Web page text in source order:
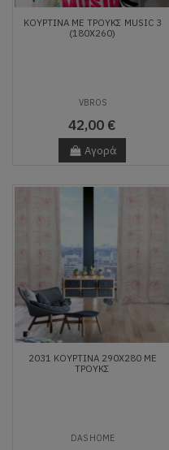
ΚΟΥΡΤΙΝΑ ΜΕ ΤΡΟΥΚΣ MUSIC 3
(180X260)
VBROS
42,00 €
Αγορά
2031 ΚΟΥΡΤΙΝΑ 290Χ280 ΜΕ
ΤΡΟΥΚΣ
DAS HOME